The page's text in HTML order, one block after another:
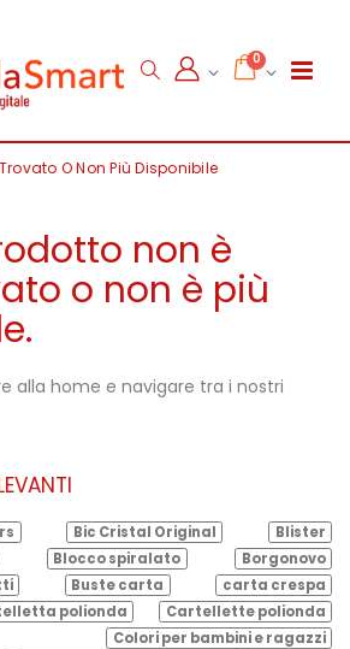
0
O Non Più Disponibile
non è
o non è più
alla home e navigare tra i nostri
Bic Cristal Original
Blister
Blocco spiralato
Borgonovo
Buste carta
carta crespa
polionda
Cartellette polionda
Colori per bambini e ragazzi